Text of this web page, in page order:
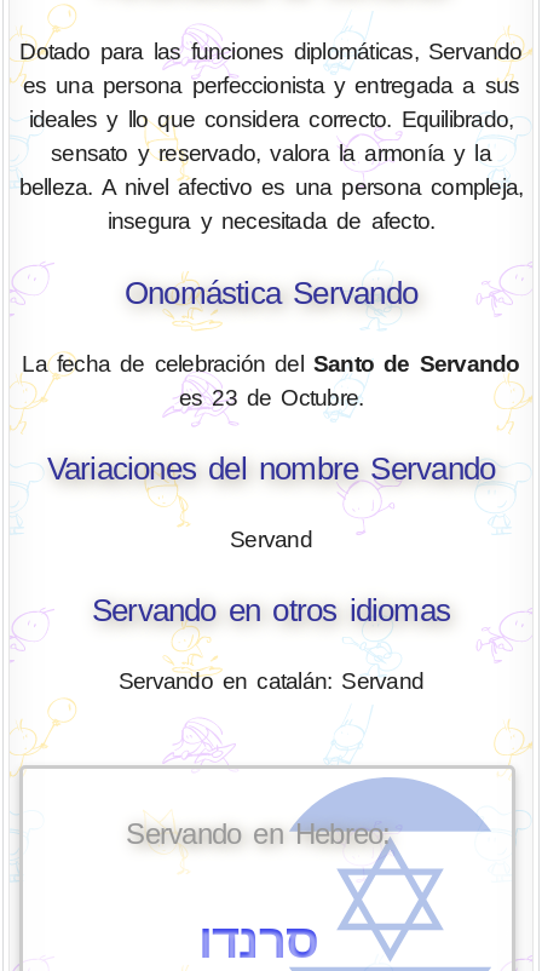
Dotado para las funciones diplomáticas, Servando
es una persona perfeccionista y entregada a sus
ideales y llo que considera correcto. Equilibrado,
sensato y reservado, valora la armonía y la
belleza. A nivel afectivo es una persona compleja,
insegura y necesitada de afecto.
Onomástica Servando
La fecha de celebración delSanto de Servando
es 23 de Octubre.
Variaciones del nombre Servando
Servand
Servando en otros idiomas
Servando en catalán: Servand
Servando en Hebreo:
סרנדו